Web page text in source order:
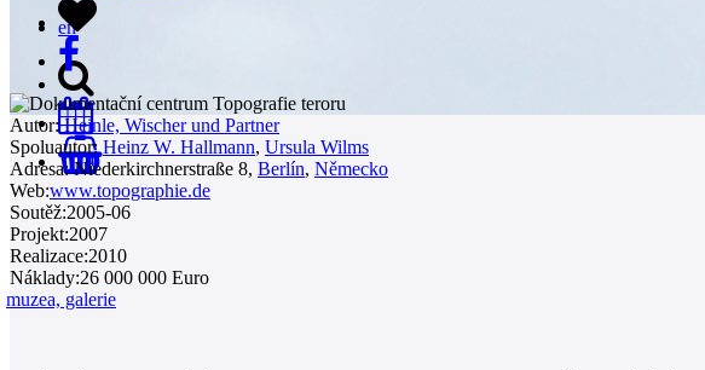
en
0
Autor: Heinle, Wischer und Partner
Spoluautor: Heinz W. Hallmann, Ursula Wilms
Adresa:Niederkirchnerstraße 8, Berlín, Německo
Web:www.topographie.de
Soutěž:2005-06
Projekt:2007
Realizace:2010
Náklady:26 000 000 Euro
muzea, galerie